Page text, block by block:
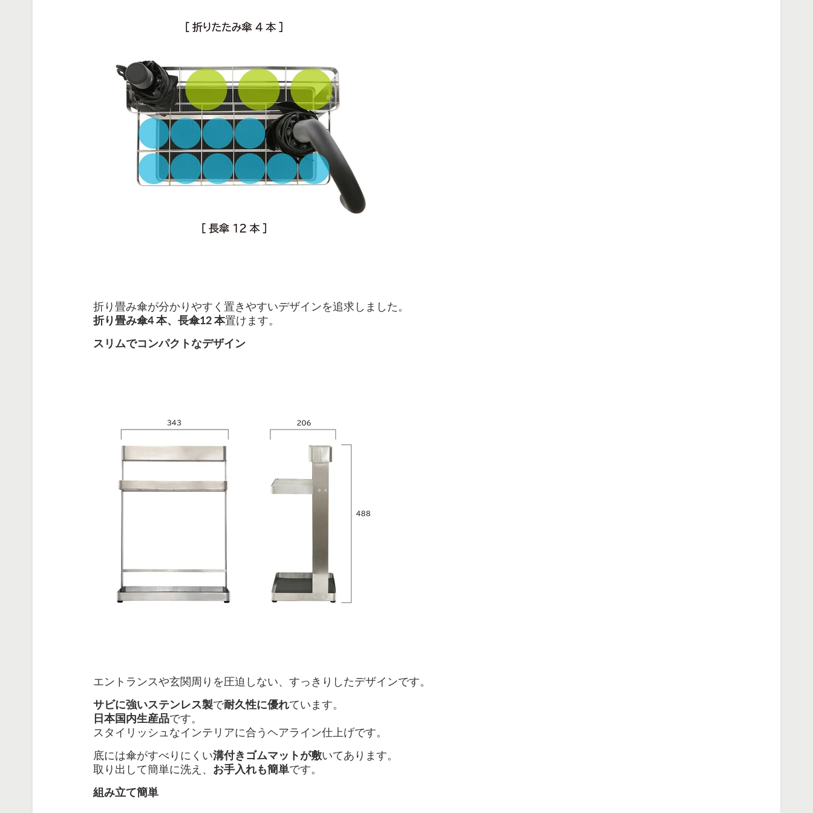
折り畳み傘が分かりやすく置きやすいデザインを追求しました。
折り畳み傘4 本、⻑傘12 本置けます。
スリムでコンパクトなデザイン
エントランスや玄関周りを圧迫しない、すっきりしたデザインです。
サビに強いステンレス製で耐久性に優れています。
日本国内生産品です。
スタイリッシュなインテリアに合うヘアライン仕上げです。
底には傘がすべりにくい溝付きゴムマットが敷いてあります。
取り出して簡単に洗え、 お手入れも簡単です。
組み立て簡単